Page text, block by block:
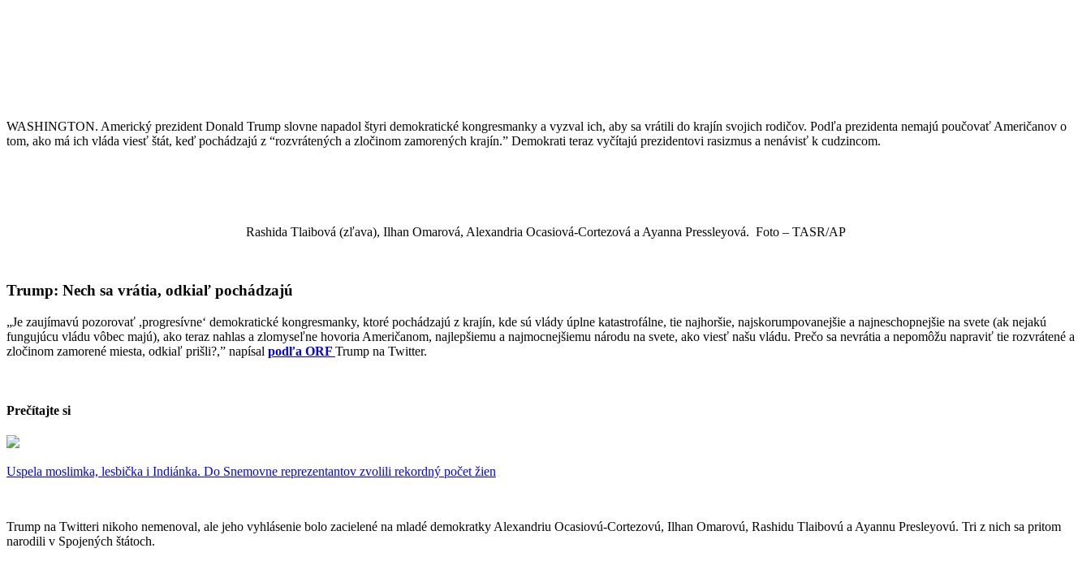
WASHINGTON. Americký prezident Donald Trump slovne napadol štyri demokratické kongresmanky a vyzval ich, aby sa vrátili do krajín svojich rodičov. Podľa prezidenta nemajú poučovať Američanov o
tom, ako má ich vláda viesť štát, keď pochádzajú z “rozvrátených a zločinom zamorených krajín.” Demokrati teraz vyčítajú prezidentovi rasizmus a nenávisť k cudzincom.
Rashida Tlaibová (zľava), Ilhan Omarová, Alexandria Ocasiová-Cortezová a Ayanna Pressleyová. Foto – TASR/AP
Trump: Nech sa vrátia, odkiaľ pochádzajú
„Je zaujímavú pozorovať ,progresívne‘ demokratické kongresmanky, ktoré pochádzajú z krajín, kde sú vlády úplne katastrofálne, tie najhoršie, najskorumpovanejšie a najneschopnejšie na svete (ak nejakú
fungujúcu vládu vôbec majú), ako teraz nahlas a zlomyseľne hovoria Američanom, najlepšiemu a najmocnejšiemu národu na svete, ako viesť našu vládu. Prečo sa nevrátia a nepomôžu napraviť tie rozvrátené a
zločinom zamorené miesta, odkiaľ prišli?,” napísal podľa ORF Trump na Twitter.
Prečítajte si
Uspela moslimka, lesbička i Indiánka. Do Snemovne reprezentantov zvolili rekordný počet žien
Trump na Twitteri nikoho nemenoval, ale jeho vyhlásenie bolo zacielené na mladé demokratky Alexandriu Ocasiovú-Cortezovú, Ilhan Omarovú, Rashidu Tlaibovú a Ayannu Presleyovú. Tri z nich sa pritom
narodili v Spojených štátoch.